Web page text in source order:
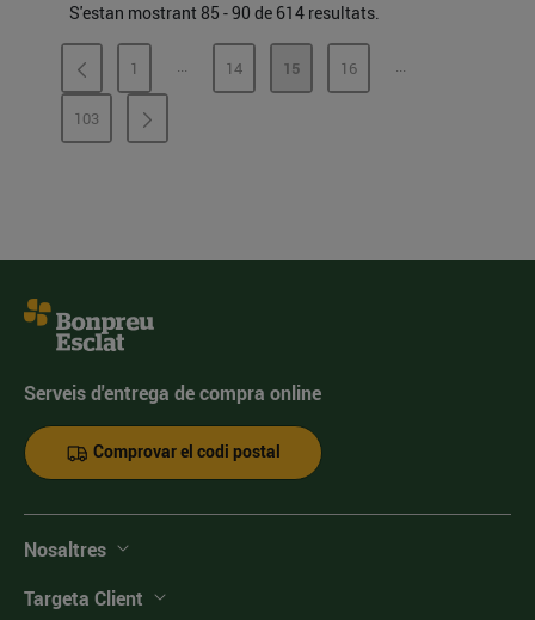
S'estan mostrant 85 - 90 de 614 resultats.
PÀGINA
1 ...PÀGINES INTERMÈDIES
PÀGINA
14 PÀGINA
15 PÀGINA
16 ...PÀGINES
PÀGINA
103
Serveis d'entrega de compra online
Comprovar el codi postal
Nosaltres
Targeta Client